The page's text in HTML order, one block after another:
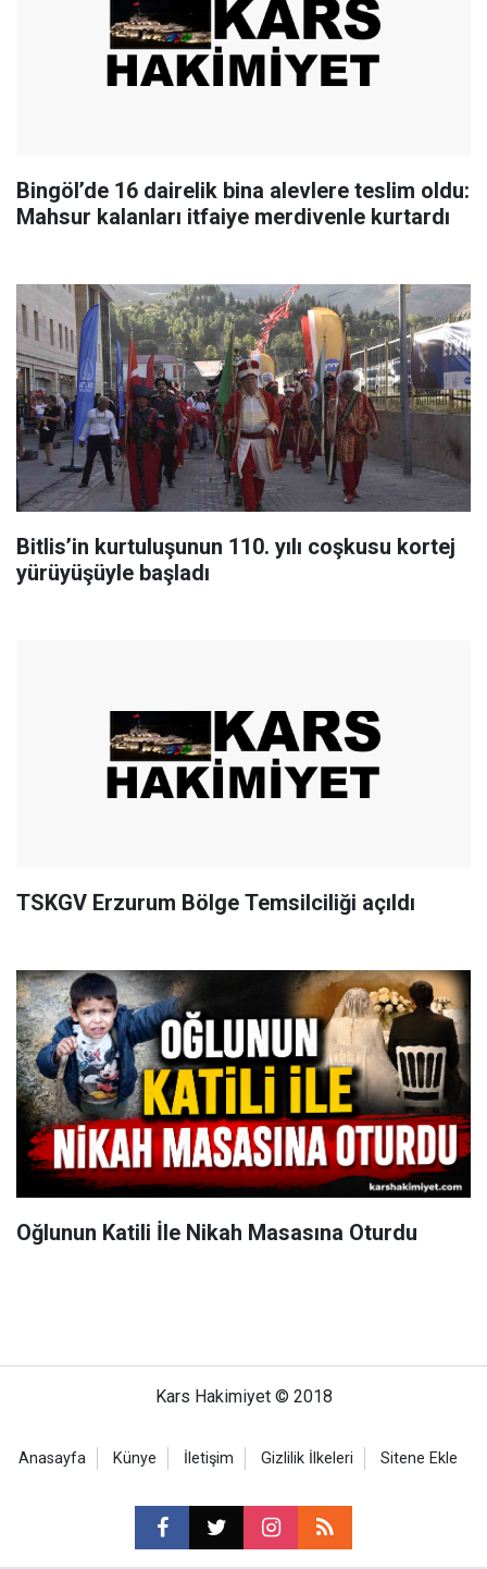
Bingöl’de 16 dairelik bina alevlere teslim oldu:
Mahsur kalanları itfaiye merdivenle kurtardı
Bitlis’in kurtuluşunun 110. yılı coşkusu kortej
yürüyüşüyle başladı
TSKGV Erzurum Bölge Temsilciliği açıldı
Oğlunun Katili İle Nikah Masasına Oturdu
Kars Hakimiyet © 2018
Anasayfa Künye İletişim Gizlilik İlkeleri Sitene Ekle